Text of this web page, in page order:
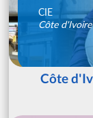
CIE
Côte d'Ivoire
Côte